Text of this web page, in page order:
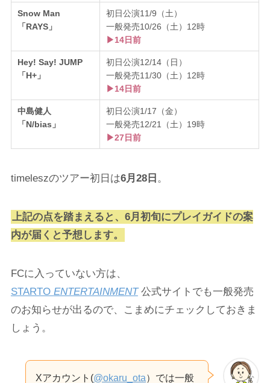
Snow Man
「RAYS」
初日公演11/9（土）
一般発売10/26（土）12時
▶14日前
Hey! Say! JUMP
「H+」
初日公演12/14（日）
一般発売11/30（土）12時
▶14日前
中島健人
「N/bias」
初日公演1/17（金）
一般発売12/21（土）19時
▶27日前
timeleszのツアー初日は6月28日 。
上記の点を踏まえると、6月初旬にプレイガイドの案
内が届くと予想します。
FCに入っていない方は、
STARTO ENTERTAINMENT公式サイトでも一般発売
のお知らせが出るので、こまめにチェックしておきま
しょう。
Xアカウント(@okaru_ota）では一般